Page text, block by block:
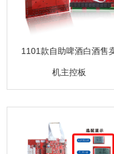
1101款自助啤酒白酒售
机主控板